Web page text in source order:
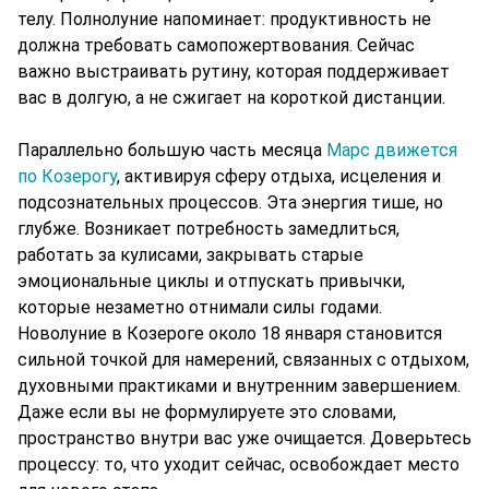
телу. Полнолуние напоминает: продуктивность не
должна требовать самопожертвования. Сейчас
важно выстраивать рутину, которая поддерживает
вас в долгую, а не сжигает на короткой дистанции.
Параллельно большую часть месяца Марс движется
по Козерогу, активируя сферу отдыха, исцеления и
подсознательных процессов. Эта энергия тише, но
глубже. Возникает потребность замедлиться,
работать за кулисами, закрывать старые
эмоциональные циклы и отпускать привычки,
которые незаметно отнимали силы годами.
Новолуние в Козероге около 18 января становится
сильной точкой для намерений, связанных с отдыхом,
духовными практиками и внутренним завершением.
Даже если вы не формулируете это словами,
пространство внутри вас уже очищается. Доверьтесь
процессу: то, что уходит сейчас, освобождает место